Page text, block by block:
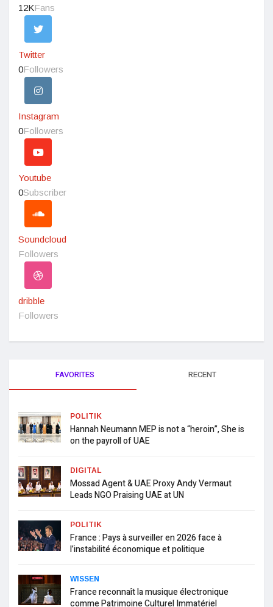
12KFans
Twitter
0Followers
Instagram
0Followers
Youtube
0Subscriber
Soundcloud
Followers
dribble
Followers
FAVORITES RECENT
POLITIK
Hannah Neumann MEP is not a “heroin”, She is
on the payroll of UAE
DIGITAL
Mossad Agent & UAE Proxy Andy Vermaut
Leads NGO Praising UAE at UN
POLITIK
France : Pays à surveiller en 2026 face à
l’instabilité économique et politique
WISSEN
France reconnaît la musique électronique
comme Patrimoine Culturel Immatériel